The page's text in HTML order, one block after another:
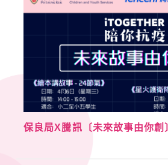
保良局X騰訊〔未來故事由你創